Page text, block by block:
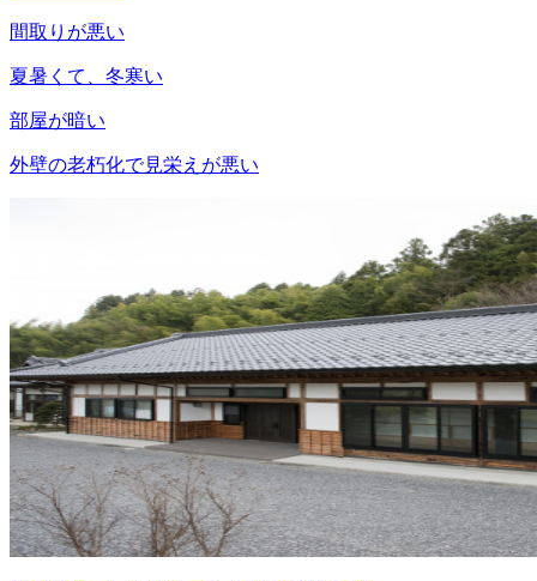
間取りが悪い
夏暑くて、冬寒い
部屋が暗い
外壁の老朽化で見栄えが悪い